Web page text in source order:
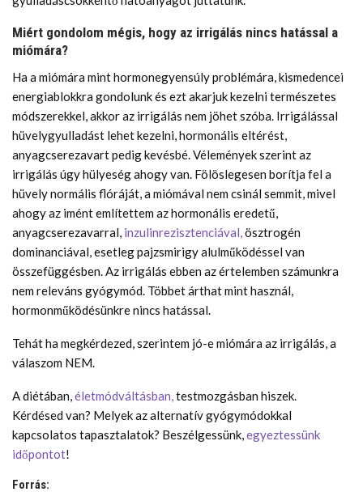
Miért gondolom mégis, hogy az irrigálás nincs hatással a
miómára?
Ha a miómára mint hormonegyensúly problémára, kismedencei
energiablokkra gondolunk és ezt akarjuk kezelni természetes
módszerekkel, akkor az irrigálás nem jöhet szóba. Irrigálással
hüvelygyulladást lehet kezelni, hormonális eltérést,
anyagcserezavart pedig kevésbé. Vélemények szerint az
irrigálás úgy hülyeség ahogy van. Fölöslegesen borítja fel a
hüvely normális flóráját, a miómával nem csinál semmit, mivel
ahogy az imént említettem az hormonális eredetű,
anyagcserezavarral, inzulinrezisztenciával,ösztrogén
dominanciával, esetleg pajzsmirigy alulműködéssel van
összefüggésben. Az irrigálás ebben az értelemben számunkra
nem releváns gyógymód. Többet árthat mint használ,
hormonműködésünkre nincs hatással.
Tehát ha megkérdezed, szerintem jó-e miómára az irrigálás, a
válaszom NEM.
A diétában,életmódváltásban,testmozgásban hiszek.
Kérdésed van? Melyek az alternatív gyógymódokkal
kapcsolatos tapasztalatok? Beszélgessünk,egyeztessünk
időpontot!
Forrás: